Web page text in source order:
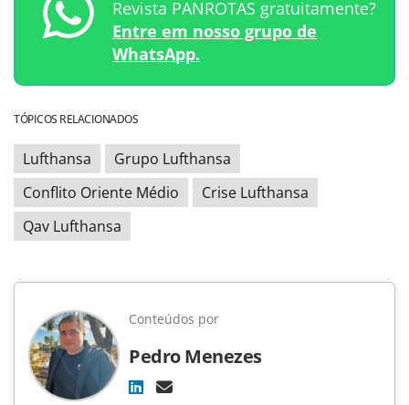
Revista PANROTAS gratuitamente?
Entre em nosso grupo de
WhatsApp.
TÓPICOS RELACIONADOS
Lufthansa
Grupo Lufthansa
Conflito Oriente Médio
Crise Lufthansa
Qav Lufthansa
Conteúdos por
Pedro Menezes